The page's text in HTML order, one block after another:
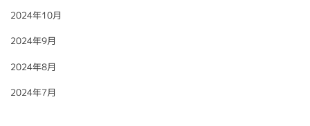
2024年10月
2024年9月
2024年8月
2024年7月